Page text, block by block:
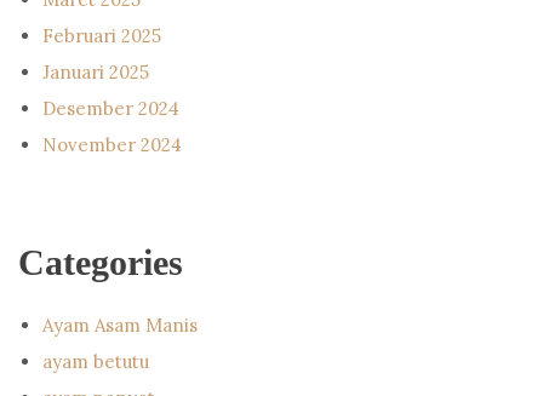
Februari 2025
Januari 2025
Desember 2024
November 2024
Categories
Ayam Asam Manis
ayam betutu